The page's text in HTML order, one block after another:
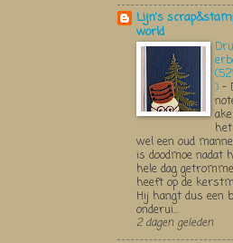
Lijn's
world
) -
wel een oud
is doodmoe nadat
hele dag
heeft op de
Hij hangt dus een
onderui...
2 dagen geleden